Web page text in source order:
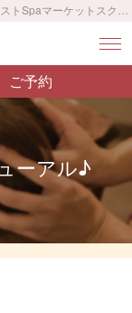
ご予約
ーアル♪